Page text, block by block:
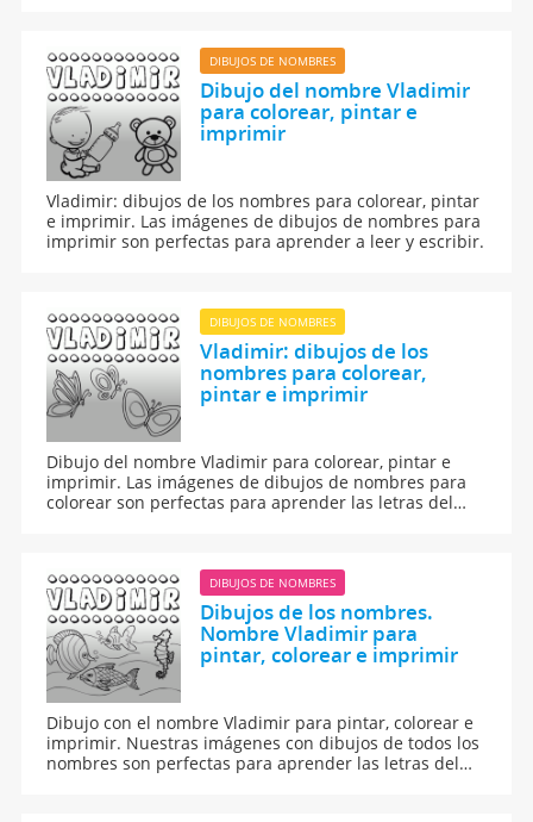
DIBUJOS DE NOMBRES
Dibujo del nombre Vladimir
para colorear, pintar e
imprimir
Vladimir: dibujos de los nombres para colorear, pintar
e imprimir. Las imágenes de dibujos de nombres para
imprimir son perfectas para aprender a leer y escribir.
DIBUJOS DE NOMBRES
Vladimir: dibujos de los
nombres para colorear,
pintar e imprimir
Dibujo del nombre Vladimir para colorear, pintar e
imprimir. Las imágenes de dibujos de nombres para
colorear son perfectas para aprender las letras del
DIBUJOS DE NOMBRES
Dibujos de los nombres.
Nombre Vladimir para
pintar, colorear e imprimir
Dibujo con el nombre Vladimir para pintar, colorear e
imprimir. Nuestras imágenes con dibujos de todos los
nombres son perfectas para aprender las letras del